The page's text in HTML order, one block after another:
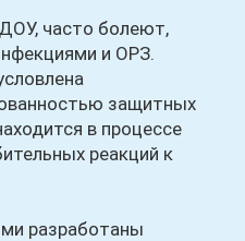
часто болеют,
и ОРЗ.
защитных
в процессе
реакций к
разработаны